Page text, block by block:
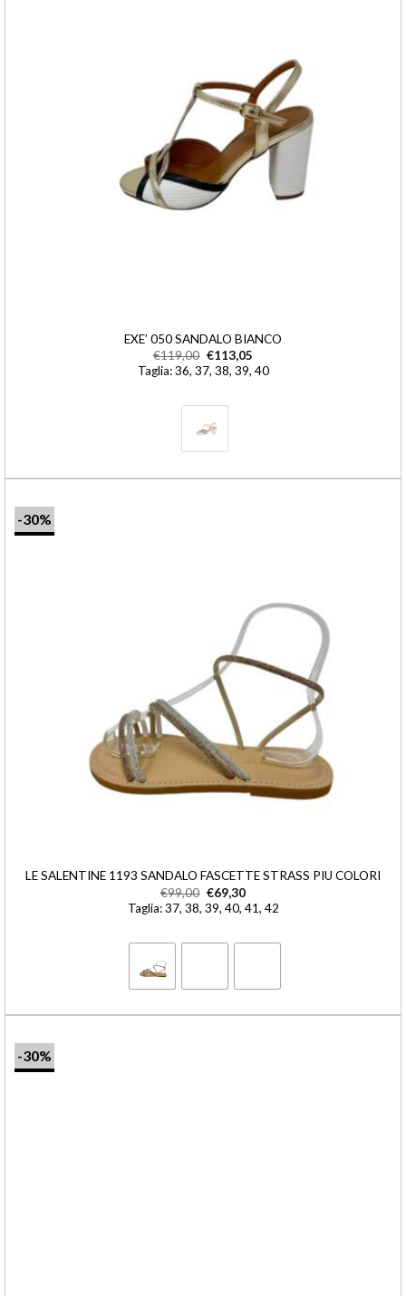
EXE’ 050 SANDALO BIANCO
€119,00 €113,05
Taglia: 36, 37, 38, 39, 40
-30%
LE SALENTINE 1193 SANDALO FASCETTE STRASS PIU COLORI
€99,00 €69,30
Taglia: 37, 38, 39, 40, 41, 42
-30%